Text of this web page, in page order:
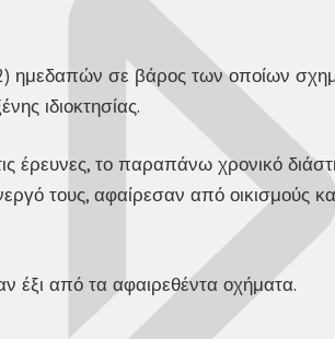
ημεδαπών σε βάρος των οποίων
ιδιοκτησίας.
έρευνες, το παραπάνω χρονικό
τους, αφαίρεσαν από οικισμούς
έξι από τα αφαιρεθέντα οχήματα.